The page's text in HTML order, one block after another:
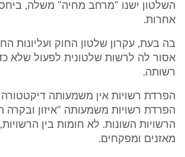
השלטון ישנו "מרחב מחיה" משלה,
אחרות.
בה בעת, עקרון שלטון החוק ועליונות
אסור לה לרשות שלטונית לפעול שלא
רשותה.
הפרדת רשויות אין משמעותה
הפרדת רשויות משמעותה "איזון ובקרה
הרשויות השונות. לא חומות בין
מאזנים ומפקחים.